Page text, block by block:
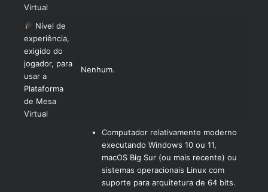
Virtual
Nível de
experiência,
exigido do
jogador, para
usar a
Plataforma
de Mesa
Virtual
Nenhum.
Computador relativamente moderno
executando Windows 10 ou 11,
macOS Big Sur (ou mais recente) ou
sistemas operacionais Linux com
suporte para arquitetura de 64 bits.